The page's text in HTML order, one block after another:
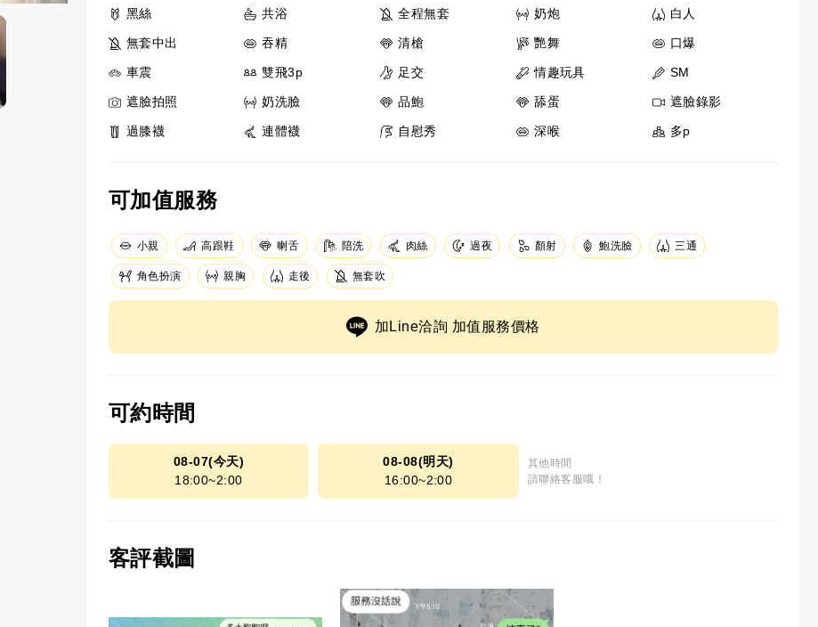
黑絲 共浴 全程無套 奶炮 白人
無套中出 吞精 清槍 艷舞 口爆
車震 雙飛3p 足交 情趣玩具 SM
遮臉拍照 奶洗臉 品鮑 舔蛋 遮臉錄影
過膝襪 連體襪 自慰秀 深喉 多p
可加值服務
小親 高跟鞋 喇舌 陪洗 肉絲 過夜 顏射 鮑洗臉 三通
角色扮演 親胸 走後 無套吹
加Line洽詢 加值服務價格
可約時間
08-07(今天)
18:00~2:00
08-08(明天)
16:00~2:00
其他時間
請聯絡客服哦！
客評截圖